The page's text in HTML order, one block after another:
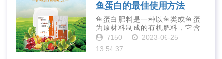
鱼蛋白的最佳使用方法
鱼蛋白肥料是一种以鱼类或鱼蛋
为原材料制成的有机肥料，它含
有丰富的营养物质，如氮、磷、
元素和植物生长因子。这些营养
7150
2023-06-25
13:54:37